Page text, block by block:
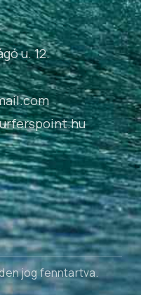
u. 12.
jog fenntartva.